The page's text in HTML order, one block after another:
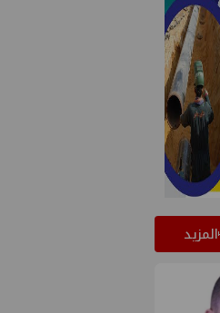
المزيد